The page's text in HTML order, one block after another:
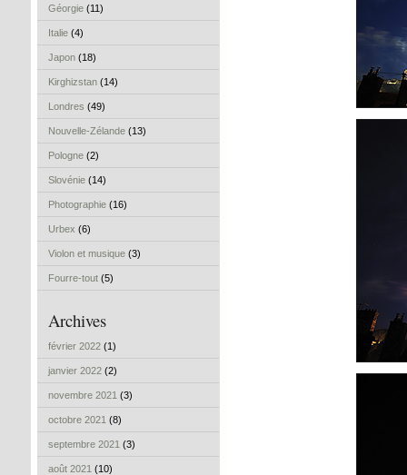
Géorgie (11)
Italie (4)
Japon (18)
Kirghizstan (14)
Londres (49)
Nouvelle-Zélande (13)
Pologne (2)
Slovénie (14)
Photographie (16)
Urbex (6)
Violon et musique (3)
Fourre-tout (5)
Archives
février 2022 (1)
janvier 2022 (2)
novembre 2021 (3)
octobre 2021 (8)
septembre 2021 (3)
août 2021 (10)